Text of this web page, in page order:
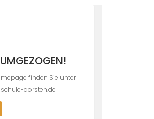
finden Sie unter
dorsten.de